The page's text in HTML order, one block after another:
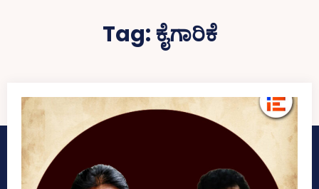
Tag:ಕೈಗಾರಿಕೆ